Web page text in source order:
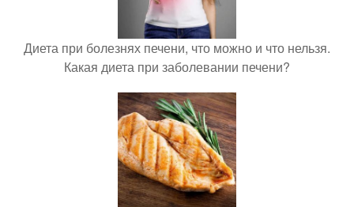
Диета при болезнях печени, что можно и что нельзя.
Какая диета при заболевании печени?